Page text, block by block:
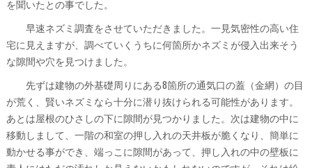
を聞いたとの事でした。
早速ネズミ調査をさせていただきました。一見気密性の高い住
宅に見えますが、調べていくうちに何箇所かネズミが侵入出来そう
な隙間や穴を見つけました。
先ずは建物の外基礎周りにある8箇所の通気口の蓋（金網）の目
が荒く、賢いネズミなら十分に潜り抜けられる可能性があります。
あとは屋根のひさしの下に隙間が見つかりました。次は建物の中に
移動しまして、一階の和室の押し入れの天井板が脆くなり、簡単に
動かせる事ができ、端っこに隙間があって、押し入れの中の壁板に